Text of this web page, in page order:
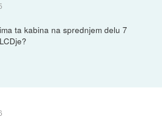
ta kabina na sprednjem delu 7